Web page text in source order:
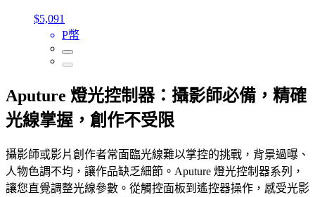
$5,091
P幣
Aputure 燈光控制器：攝影師必備，精確
光線掌握，創作不受限
攝影師或影片創作者常面臨光線難以掌控的挑戰，背景過曝、
人物色調不均，讓作品缺乏細節。Aputure 燈光控制器系列，
讓您直覺調整光線參數。從觸控面板到遙控器操作，感受光影